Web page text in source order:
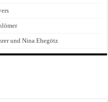
und Nina Ehegötz